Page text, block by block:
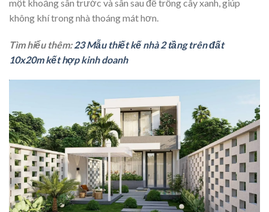
một khoảng sân trước và sân sau để trồng cây xanh, giúp
không khí trong nhà thoáng mát hơn.
Tìm hiểu thêm:23 Mẫu thiết kế nhà 2 tầng trên đất
10x20m kết hợp kinh doanh